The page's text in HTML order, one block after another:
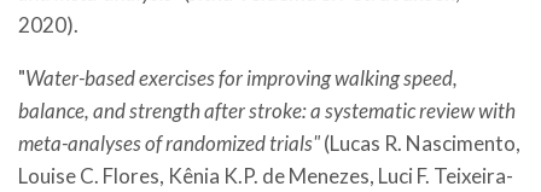
2020).
"Water-based exercises for improving walking speed,
balance, and strength after stroke: a systematic review with
meta-analyses of randomized trials"(Lucas R. Nascimento,
Louise C. Flores, Kênia K.P. de Menezes, Luci F. Teixeira-